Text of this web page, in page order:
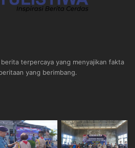
terpercaya yang menyajikan fakta
yang berimbang.